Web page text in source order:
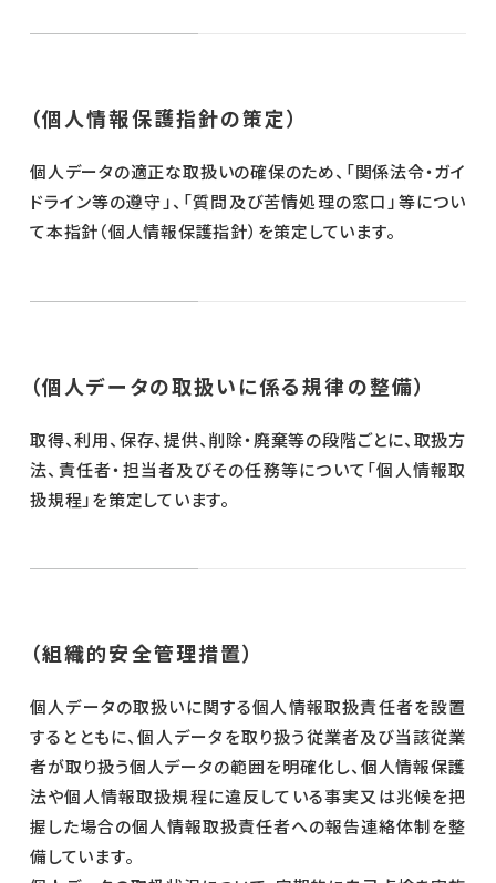
（個人情報保護指針の策定）
個人データの適正な取扱いの確保のため、「関係法令・ガイ
ドライン等の遵守」、「質問及び苦情処理の窓口」等につい
て本指針（個人情報保護指針）を策定しています。
（個人データの取扱いに係る規律の整備）
取得、利用、保存、提供、削除・廃棄等の段階ごとに、取扱方
法、責任者・担当者及びその任務等について「個人情報取
扱規程」を策定しています。
（組織的安全管理措置）
個人データの取扱いに関する個人情報取扱責任者を設置
するとともに、個人データを取り扱う従業者及び当該従業
者が取り扱う個人データの範囲を明確化し、個人情報保護
法や個人情報取扱規程に違反している事実又は兆候を把
握した場合の個人情報取扱責任者への報告連絡体制を整
備しています。